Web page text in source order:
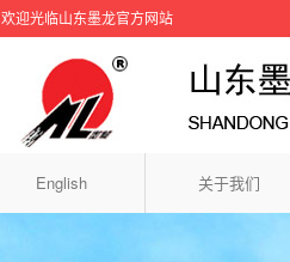
欢迎光临山东墨龙官方网站
English 关于我们